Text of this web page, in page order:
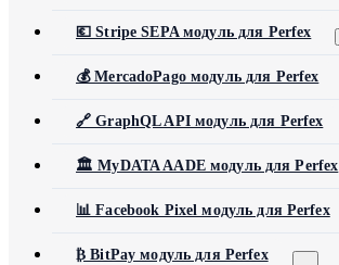
💶 Stripe SEPA модуль для Perfex
💰 MercadoPago модуль для Perfex
🔗 GraphQL API модуль для Perfex
🏛️ MyDATA AADE модуль для Perfex
📊 Facebook Pixel модуль для Perfex
₿ BitPay модуль для Perfex